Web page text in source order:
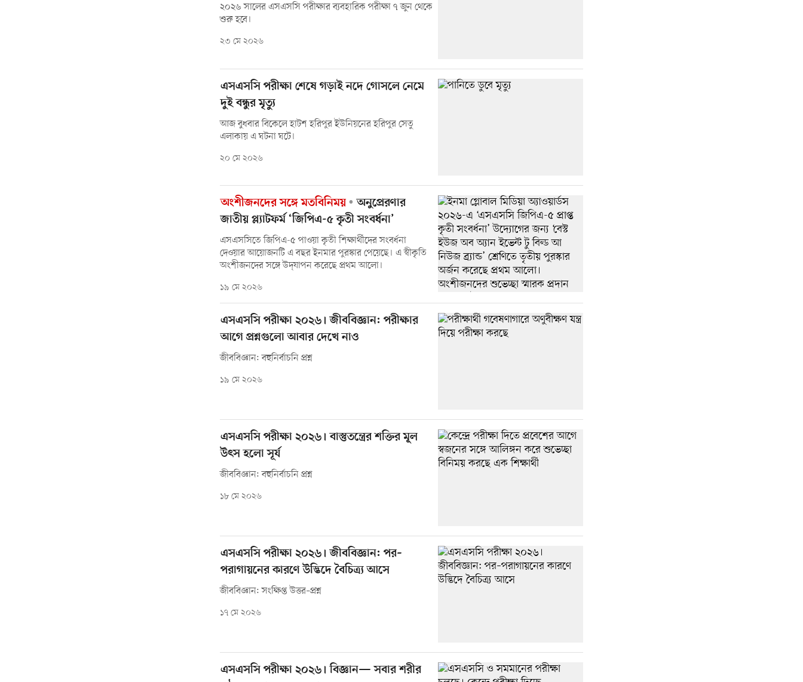
২০২৬ সালের এসএসসি পরীক্ষার ব্যবহারিক পরীক্ষা ৭ জুন থেকে
শুরু হবে।
২৩ মে ২০২৬
এসএসসি পরীক্ষা শেষে গড়াই নদে গোসলে নেমে
দুই বন্ধুর মৃত্যু
আজ বুধবার বি‌কে‌লে হাটশ হরিপুর ইউনিয়‌নের হ‌রিপুর সেতু
এলাকায় এ ঘটনা ঘটে।
২০ মে ২০২৬
অংশীজনদের সঙ্গে মতবিনিময়
অনুপ্রেরণার
জাতীয় প্ল্যাটফর্ম ‘জিপিএ-৫ কৃতী সংবর্ধনা’
এসএসসিতে জিপিএ-৫ পাওয়া কৃতী শিক্ষার্থীদের সংবর্ধনা
দেওয়ার আয়োজনটি এ বছর ইনমার পুরস্কার পেয়েছে। এ স্বীকৃতি
অংশীজনদের সঙ্গে উদ্‌যাপন করেছে প্রথম আলো।
১৯ মে ২০২৬
এসএসসি পরীক্ষা ২০২৬। জীববিজ্ঞান: পরীক্ষার
আগে প্রশ্নগুলো আবার দেখে নাও
জীববিজ্ঞান: বহুনির্বাচনি প্রশ্ন
১৯ মে ২০২৬
এসএসসি পরীক্ষা ২০২৬। বাস্তুতন্ত্রের শক্তির মূল
উৎস হলো সূর্য‍
জীববিজ্ঞান: বহুনির্বাচনি প্রশ্ন
১৮ মে ২০২৬
এসএসসি পরীক্ষা ২০২৬। জীববিজ্ঞান: পর–
পরাগায়নের কারণে উদ্ভিদে বৈচিত্র্য আসে
জীববিজ্ঞান: সংক্ষিপ্ত উত্তর–প্রশ্ন
১৭ মে ২০২৬
এসএসসি পরীক্ষা ২০২৬। বিজ্ঞান— সবার শরীর